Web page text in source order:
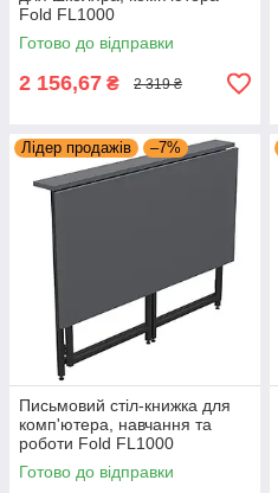
Fold FL1000
(1000х600х750Н) чорний
Білий AMF
Готово до відправки
2 156,67 ₴ 2 319 ₴
Лідер продажів –7%
Письмовий стіл-книжка для
комп'ютера, навчання та
роботи Fold FL1000
(1000х600х750Н) чорний
Сірий Шифер AMF
Готово до відправки